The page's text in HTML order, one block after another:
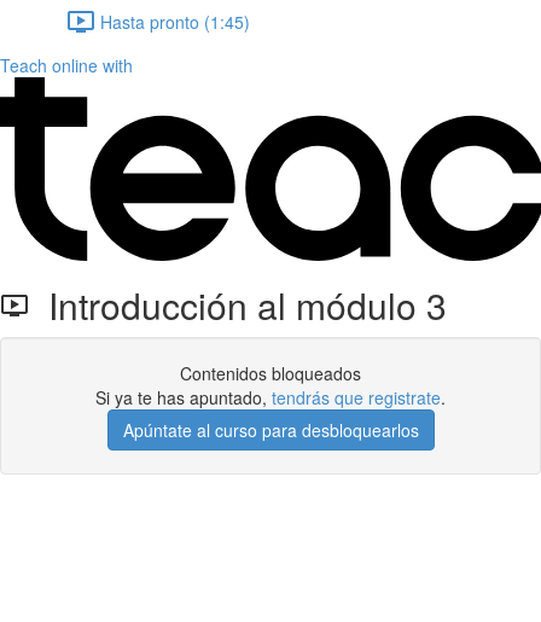
Hasta pronto (1:45)
Teach online with
Introducción al módulo 3
Contenidos bloqueados
Si ya te has apuntado, tendrás que registrate.
Apúntate al curso para desbloquearlos